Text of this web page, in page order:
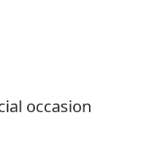
occasion